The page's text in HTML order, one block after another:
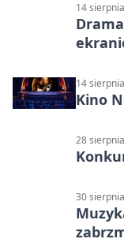
14
14
Kino
28
30